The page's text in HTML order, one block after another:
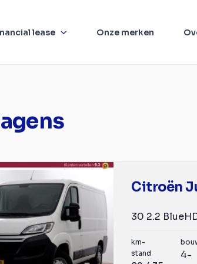
lease Onze merken
Citroën
km-
stand
4-